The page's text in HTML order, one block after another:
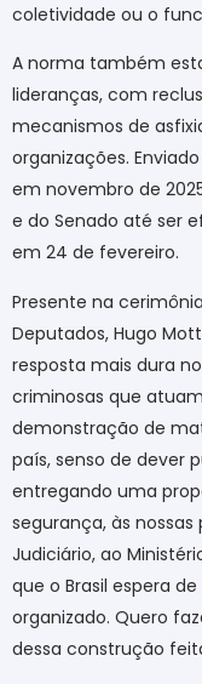
coletividade ou o
A norma também
lideranças, com
mecanismos de
organizações.
em novembro de
e do Senado até ser
em 24 de fevereiro.
Presente na
Deputados, Hugo
resposta mais dura
criminosas que
demonstração de
país, senso de dever
entregando uma
segurança, às nossas
Judiciário, ao
que o Brasil espera
organizado. Quero
dessa construção